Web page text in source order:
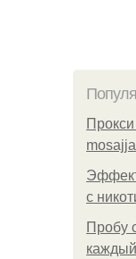
с
Пробу